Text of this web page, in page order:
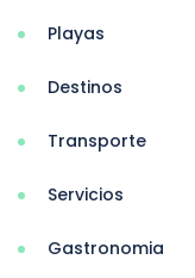
Playas
Destinos
Transporte
Servicios
Gastronomia